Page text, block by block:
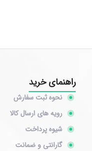
راهنمای خرید
نحوه ثبت سفارش
رویه های ارسال کالا
شیوه پرداخت
گارانتی و ضمانت